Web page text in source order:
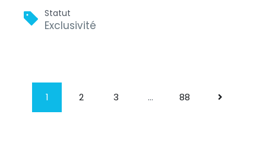
Statut
Exclusivité
1 2 3 … 88